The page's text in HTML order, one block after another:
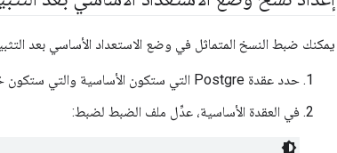
يمكنك ضبط النسخ المتماثل في وضع الاستعداد الأساسي بعد
حدد عقدة Postgre التي ستكون الأساسية والتي ستكون خادم الاستعداد.
في العقدة الأساسية، عدِّل ملف الضبط لضبط: